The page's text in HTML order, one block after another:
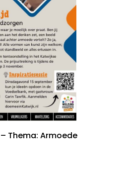
Thema: Armoede